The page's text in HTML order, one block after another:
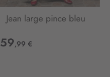
Jean large pince bleu
59,99 €